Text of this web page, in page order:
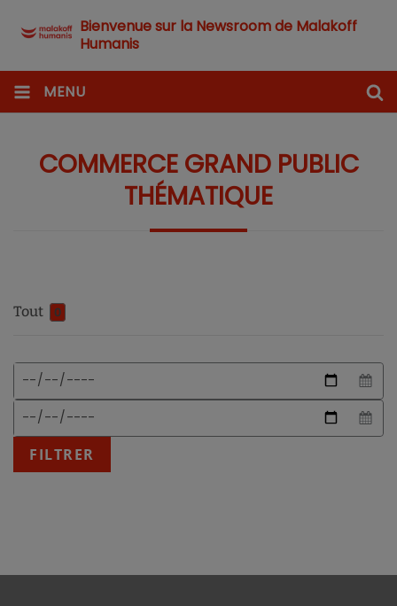
Bienvenue sur la Newsroom de Malakoff
Humanis
MENU
COMMERCE GRAND PUBLIC
THÉMATIQUE
Tout 0
Date
début
Date
Format
date
attendu
:
JJ/MM/AAAA
FILTRER